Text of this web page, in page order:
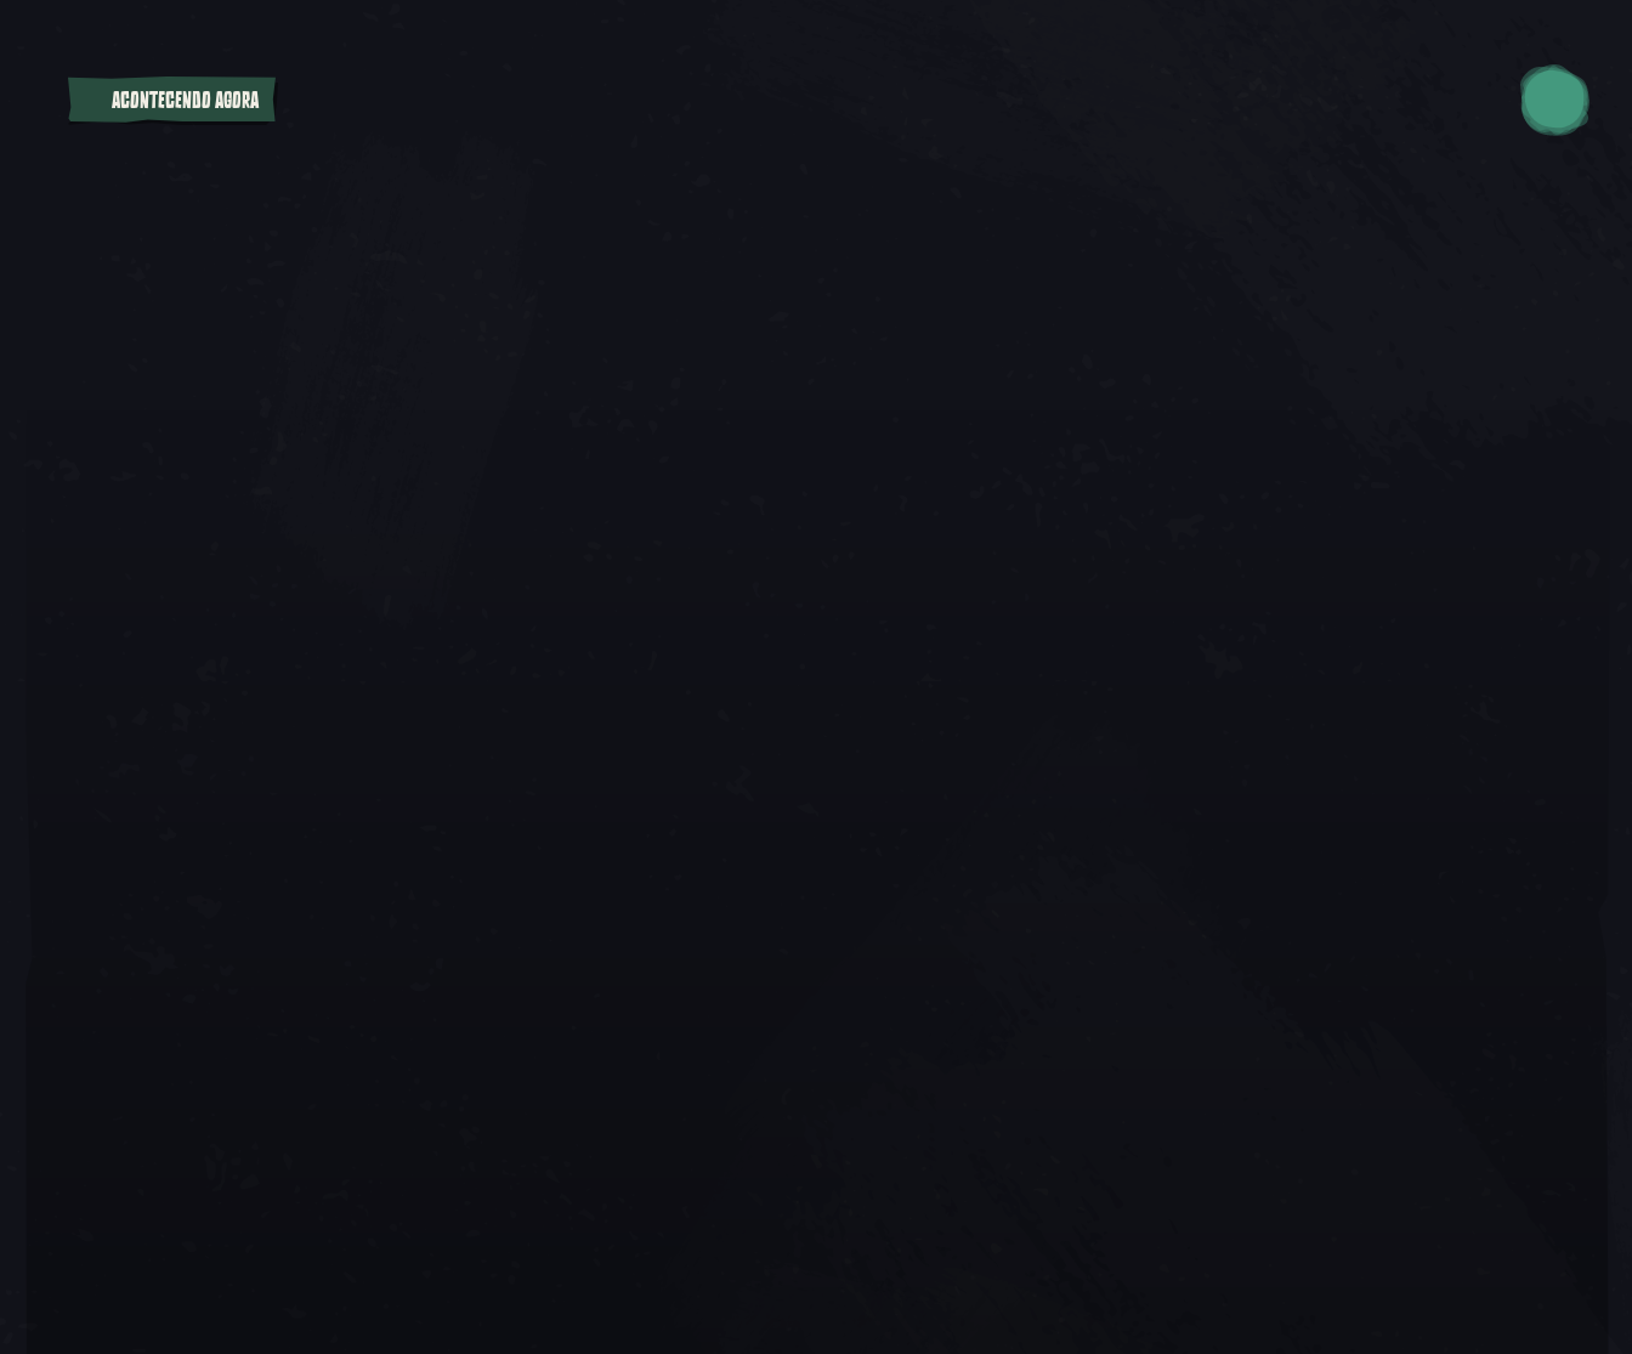
ACONTECENDO AGORA